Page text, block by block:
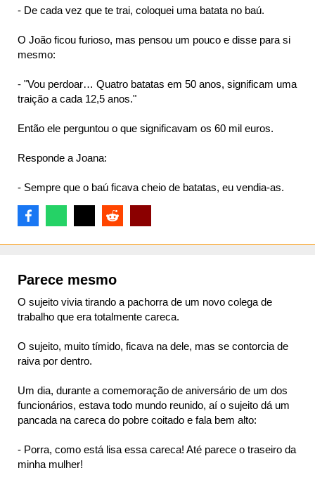
- De cada vez que te trai, coloquei uma batata no baú.
O João ficou furioso, mas pensou um pouco e disse para si
mesmo:
- "Vou perdoar… Quatro batatas em 50 anos, significam uma
traição a cada 12,5 anos."
Então ele perguntou o que significavam os 60 mil euros.
Responde a Joana:
- Sempre que o baú ficava cheio de batatas, eu vendia-as.
Parece mesmo
O sujeito vivia tirando a pachorra de um novo colega de
trabalho que era totalmente careca.
O sujeito, muito tímido, ficava na dele, mas se contorcia de
raiva por dentro.
Um dia, durante a comemoração de aniversário de um dos
funcionários, estava todo mundo reunido, aí o sujeito dá um
pancada na careca do pobre coitado e fala bem alto:
- Porra, como está lisa essa careca! Até parece o traseiro da
minha mulher!